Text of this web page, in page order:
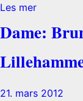
Les mer
Dame:
21. mars 2012